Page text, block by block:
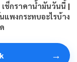
เช็กราคาน้ำมันวันนี้ |
แพงกระทบอะไรบ้าง
→